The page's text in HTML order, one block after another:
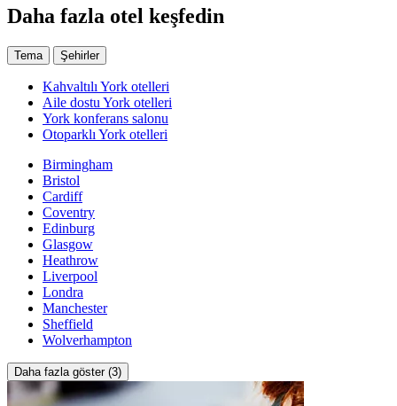
Daha fazla otel keşfedin
Tema Şehirler
Kahvaltılı York otelleri
Aile dostu York otelleri
York konferans salonu
Otoparklı York otelleri
Birmingham
Bristol
Cardiff
Coventry
Edinburg
Glasgow
Heathrow
Liverpool
Londra
Manchester
Sheffield
Wolverhampton
Daha fazla göster (3)